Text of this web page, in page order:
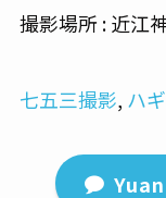
撮影場所 : 近江
七五三撮影, ハ